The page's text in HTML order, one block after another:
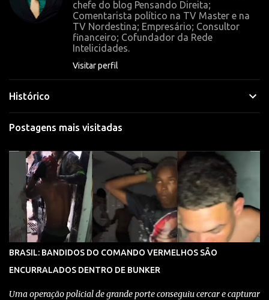
chefe do blog Pensando Direita;
Comentarista político na TV Master e na
TV Nordestina; Empresário; Consultor
financeiro; Cofundador da Rede
Intelicidades.
Visitar perfil
Histórico
Postagens mais visitadas
BRASIL: BANDIDOS DO COMANDO VERMELHOS SÃO
ENCURRALADOS DENTRO DE BUNKER
Uma operação policial de grande porte conseguiu cercar e capturar